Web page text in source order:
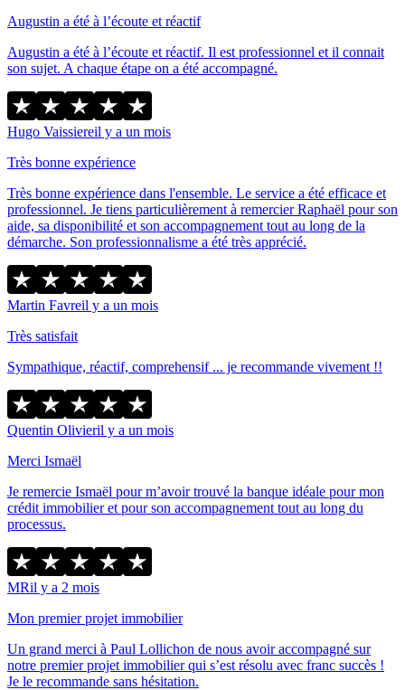
Augustin a été à l’écoute et réactif
Augustin a été à l’écoute et réactif. Il est professionnel et il connait
son sujet. A chaque étape on a été accompagné.
Hugo Vaissiereil y a un mois
Très bonne expérience
Très bonne expérience dans l'ensemble. Le service a été efficace et
professionnel. Je tiens particulièrement à remercier Raphaël pour son
aide, sa disponibilité et son accompagnement tout au long de la
démarche. Son professionnalisme a été très apprécié.
Martin Favreil y a un mois
Très satisfait
Sympathique, réactif, comprehensif ... je recommande vivement !!
Quentin Olivieril y a un mois
Merci Ismaël
Je remercie Ismaël pour m’avoir trouvé la banque idéale pour mon
crédit immobilier et pour son accompagnement tout au long du
processus.
MRil y a 2 mois
Mon premier projet immobilier
Un grand merci à Paul Lollichon de nous avoir accompagné sur
notre premier projet immobilier qui s’est résolu avec franc succès !
Je le recommande sans hésitation.